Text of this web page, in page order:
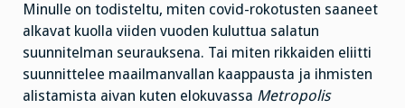
Minulle on todisteltu, miten covid-rokotusten saaneet
alkavat kuolla viiden vuoden kuluttua salatun
suunnitelman seurauksena. Tai miten rikkaiden eliitti
suunnittelee maailmanvallan kaappausta ja ihmisten
alistamista aivan kuten elokuvassa Metropolis